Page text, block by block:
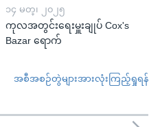
၁၄ မတ္၊ ၂၀၂၅
ကုလအတွင်းရေးမှူးချုပ် Cox's
Bazar ရောက်
အစီအစဉ်တွဲများအားလုံးကြည့်ရှုရန်